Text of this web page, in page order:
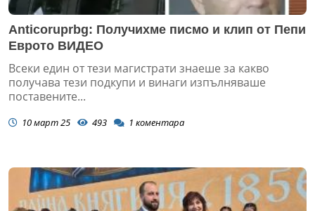
Аnticoruprbg: Получихме писмо и клип от Пепи
Еврото ВИДЕО
Всеки един от тези магистрати знаеше за какво
получава тези подкупи и винаги изпълняваше
поставените...
10 март 25 493 1 коментара